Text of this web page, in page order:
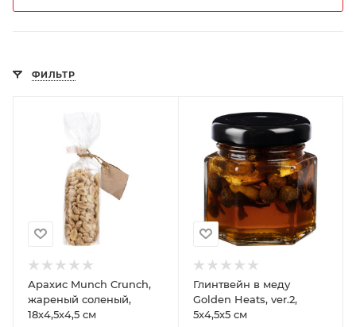
ФИЛЬТР
Арахис Munch Crunch,
жареный соленый,
18х4,5х4,5 см
Глинтвейн в меду
Golden Heats, ver.2,
5х4,5х5 см